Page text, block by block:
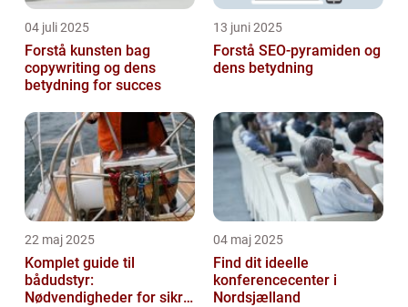
04 juli 2025
Forstå kunsten bag
copywriting og dens
betydning for succes
13 juni 2025
Forstå SEO-pyramiden og
dens betydning
22 maj 2025
Komplet guide til
bådudstyr:
Nødvendigheder for sikre
04 maj 2025
Find dit ideelle
konferencecenter i
Nordsjælland